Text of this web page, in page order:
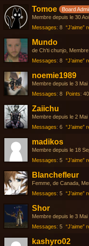
Tomoe
Board
Membre depuis le 30
Messages 8 “J’aime”
Mundo
de Ch'ti chunjo
Messages 8 “J’aime”
noemie1989
Membre depuis le 3 Mai
Messages 8 Points 40
Zaiichu
Membre depuis le 2 Mai
Messages 6 “J’aime”
madikos
Membre depuis le 18
Messages 5 “J’aime”
Blanchefleur
Femme de Canada
Messages 5 “J’aime”
Shor
Membre depuis le 3 Mai
Messages 5 “J’aime”
kashyro02